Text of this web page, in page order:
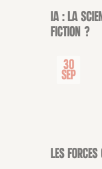
CONFÉRENCE
IA : la
fiction ?
30
Sep
CONFÉRENCE
Les